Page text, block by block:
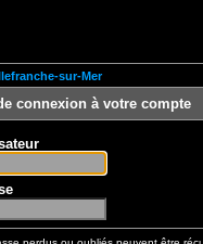
sur-Mer
connexion à votre compte